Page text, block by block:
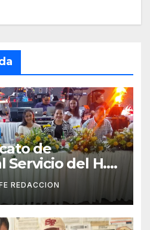
de
Servicio del H.
de LZC Día del
REDACCION